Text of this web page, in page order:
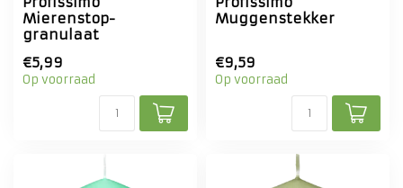
Mierenstop-
granulaat
€5,99
Op voorraad
Muggenstekker
€9,59
Op voorraad